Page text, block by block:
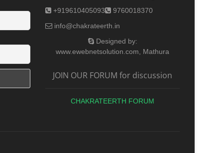
+919610405093
9760018370
info@chakrateerth.in
Designed by:
www.ewebnetsolution.com, Mathura
JOIN OUR FORUM for discussion
CHAKRATEERTH FORUM